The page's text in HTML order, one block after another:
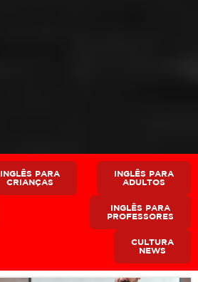
INGLÊS PARA
CRIANÇAS
INGLÊS PARA
ADULTOS
INGLÊS PARA
PROFESSORES
CULTURA
NEWS